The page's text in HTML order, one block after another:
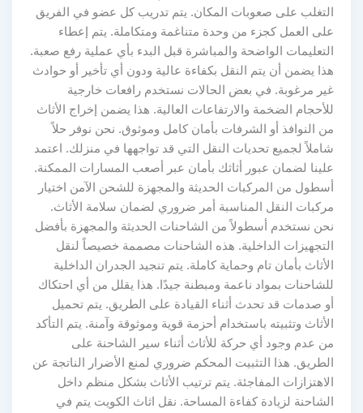
التغلب على صعوبات المكان. يتم تدريب كل عضو في الفريق
على العمل كجزء من وحدة متناغمة ومتكاملة. يتم إعطاء
التعليمات الواضحة والمباشرة قبل البدء بأي عملية رفع صعبة.
هذا يضمن أن يتم النقل بكفاءة عالية ودون أي تأخير أو حوادث
غير مرغوبة. في بعض الحالات نستخدم رافعات خارجية
للأحجام الضخمة والارتفاعات العالية. هذا يضمن إخراج الأثاث
من النوافذ أو الشرفات بأمان كامل وموثوق. نحن نوفر حلاً
شاملاً لجميع تحديات النقل التي قد تواجهها في منزلك. اعتمد
علينا لضمان عبور أثاثك بأمان عبر أصعب المسارات الممكنة.
أسطول من المركبات الحديثة والمجهزة للشحن الآمن اختيار
مركبات النقل المناسبة أمر ضروري لضمان سلامة الأثاث.
نحن نستخدم أسطولاً من الشاحنات الحديثة والمجهزة بأفضل
التجهيزات الداخلية. هذه الشاحنات مصممة خصيصاً لنقل
الأثاث بأمان تام وحماية كاملة. يتم تنجيد الجدران الداخلية
للشاحنات بمواد ناعمة ومبطنة جيدًا. هذا يقلل من أي احتكاك
أو صدمات قد تحدث أثناء القيادة على الطريق. يتم تحميل
الأثاث وتثبيته باستخدام أحزمة قوية وموثوقة وآمنة. يتم التأكد
من عدم وجود أي حركة للأثاث أثناء سير الشاحنة على
الطريق. هذا التثبيت المحكم ضروري لمنع الأضرار الناتجة عن
الاهتزازات المفاجئة. يتم ترتيب الأثاث بشكل منظم داخل
الشاحنة لزيادة كفاءة المساحة. نقل اثاث الكويت يتم في